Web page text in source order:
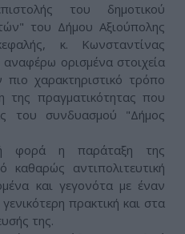
του δημοτικού
του Δήμου Αξιούπολης
κ. Κωνσταντίνας
ορισμένα στοιχεία
χαρακτηριστικό τρόπο
της πραγματικότητας που
του συνδυασμού "Δήμος
φορά η παράταξη της
καθαρώς αντιπολιτευτική
και γεγονότα με έναν
πρακτική και στα
της.